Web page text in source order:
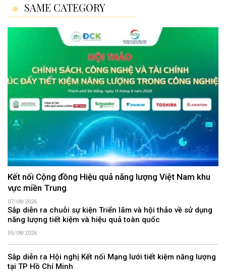
SAME CATEGORY
Kết nối Cộng đồng Hiệu quả năng lượng Việt Nam khu
vực miền Trung
07/08/2026
Sắp diễn ra chuỗi sự kiện Triển lãm và hội thảo về sử dụng
năng lượng tiết kiệm và hiệu quả toàn quốc
05/08/2026
Sắp diễn ra Hội nghị Kết nối Mạng lưới tiết kiệm năng lượng
tại TP Hồ Chí Minh